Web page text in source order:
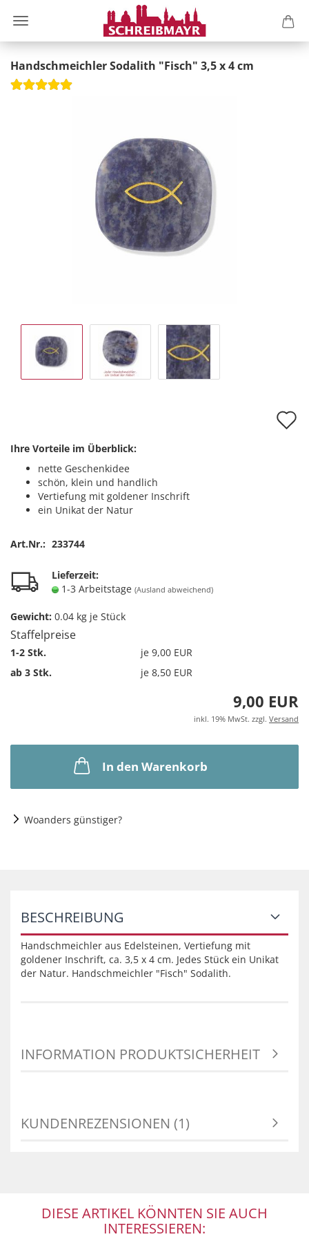
Handschmeichler Sodalith "Fisch" 3,5 x 4 cm
Ihre Vorteile im Überblick:
nette Geschenkidee
schön, klein und handlich
Vertiefung mit goldener Inschrift
ein Unikat der Natur
Art.Nr.: 233744
Lieferzeit:
1-3 Arbeitstage (Ausland abweichend)
Gewicht: 0.04 kg je Stück
Staffelpreise
1-2 Stk.
je 9,00 EUR
ab 3 Stk.
je 8,50 EUR
9,00 EUR
inkl. 19% MwSt. zzgl. Versand
In den Warenkorb
Woanders günstiger?
BESCHREIBUNG
Handschmeichler aus Edelsteinen, Vertiefung mit
goldener Inschrift, ca. 3,5 x 4 cm. Jedes Stück ein Unikat
der Natur. Handschmeichler "Fisch" Sodalith.
INFORMATION PRODUKTSICHERHEIT
KUNDENREZENSIONEN (1)
DIESE ARTIKEL KÖNNTEN SIE AUCH
INTERESSIEREN: